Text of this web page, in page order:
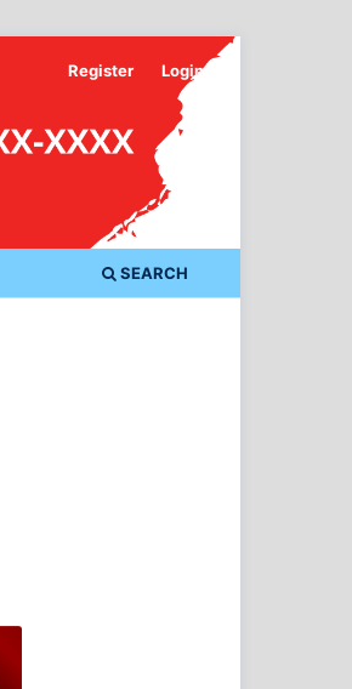
SEARCH
Register Login